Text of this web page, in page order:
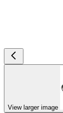
View larger image